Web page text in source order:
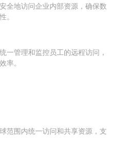
全地访问企业内部资源，确保数
。
一管理和监控员工的远程访问，
率。
范围内统一访问和共享资源，支